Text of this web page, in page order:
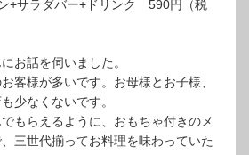
+サラダバー+ドリンク 590円（税
お話を伺いました。
客様が多いです。お母様とお子様、
少なくないです。
もらえるように、おもちゃ付きのメ
三世代揃ってお料理を味わっていた